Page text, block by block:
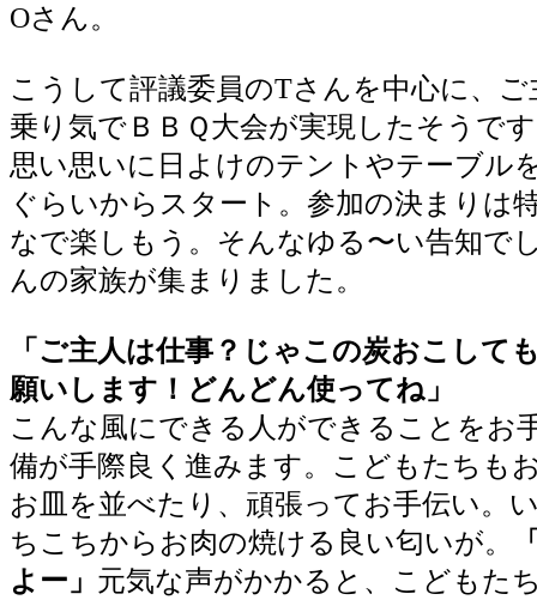
Oさん。
こうして評議委員のTさんを中心に、
乗り気でＢＢＱ大会が実現したそうで
思い思いに日よけのテントやテーブル
ぐらいからスタート。参加の決まりは
なで楽しもう。そんなゆる〜い告知で
んの家族が集まりました。
「ご主人は仕事？じゃこの炭おこして
願いします！どんどん使ってね」
こんな風にできる人ができることをお
備が手際良く進みます。こどもたちも
お皿を並べたり、頑張ってお手伝い。
ちこちからお肉の焼ける良い匂いが。
よー」 元気な声がかかると、こどもた